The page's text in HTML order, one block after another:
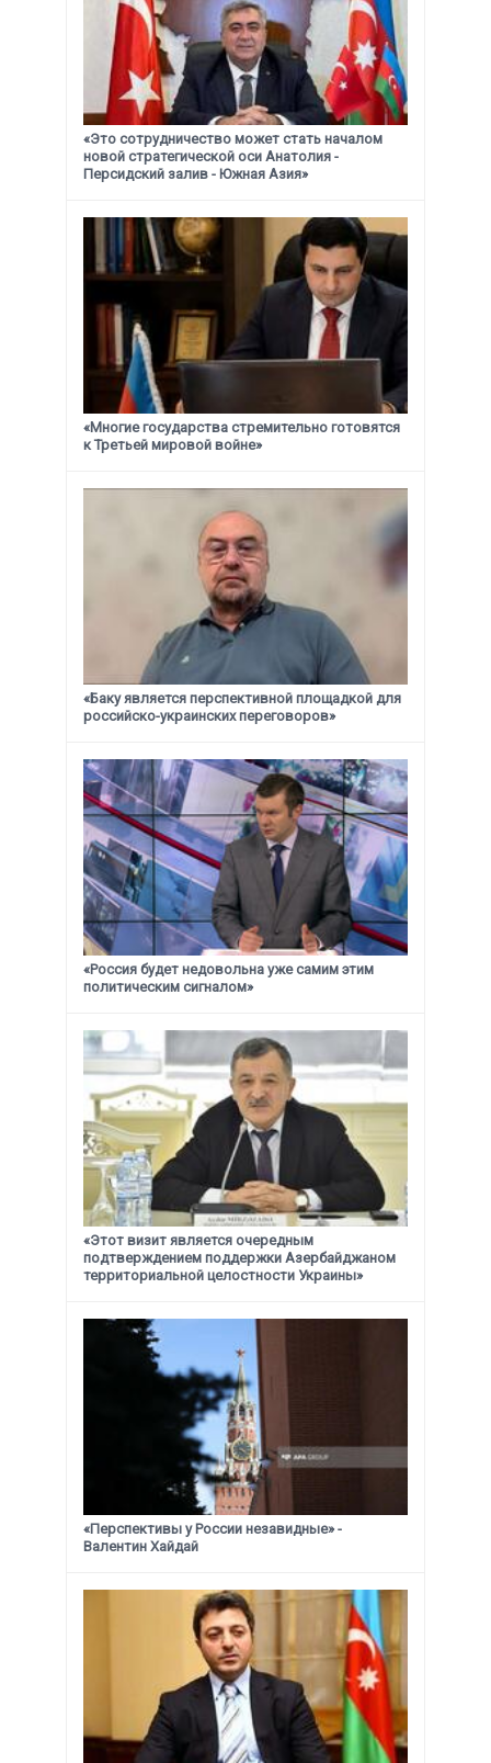
«Это сотрудничество может стать началом
новой стратегической оси Анатолия -
Персидский залив - Южная Азия»
«Многие государства стремительно готовятся
к Третьей мировой войне»
«Баку является перспективной площадкой для
российско-украинских переговоров»
«Россия будет недовольна уже самим этим
политическим сигналом»
«Этот визит является очередным
подтверждением поддержки Азербайджаном
территориальной целостности Украины»
«Перспективы у России незавидные» -
Валентин Хайдай